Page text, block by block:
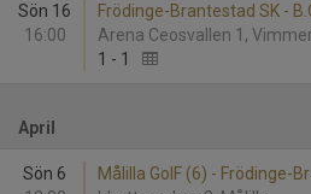
Sön 16
16:00
Frödinge-Brantestad SK -
Arena Ceosvallen 1,
1 - 1
April
Sön 6
Målilla GoIF (6) - Frödinge-